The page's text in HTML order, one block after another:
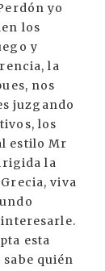
yo
los
y
la
nos
juzgando
los
estilo Mr
la
viva
interesarle.
esta
quién